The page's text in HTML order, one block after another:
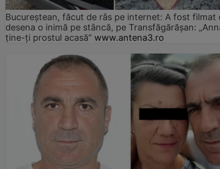
Bucureștean, făcut de râs pe internet: A fost filmat
desena o inimă pe stâncă, pe Transfăgărășan:
ține-ți prostul acasă” www.antena3.ro